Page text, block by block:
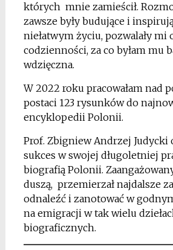
których mnie zamieścił.
zawsze były budujące i
niełatwym życiu, pozwalały mi
codzienności, za co byłam mu
wdzięczna.
W 2022 roku pracowałam nad
postaci 123 rysunków do
encyklopedii Polonii.
Prof. Zbigniew Andrzej Judycki
sukces w swojej długoletniej
biografią Polonii.
duszą, przemierzał najdalsze
odnaleźć i zanotować w
na emigracji w tak wielu
biograficznych.